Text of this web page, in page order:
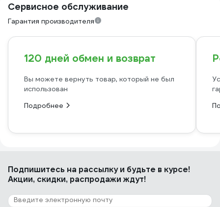
Сервисное обслуживание
Гарантия производителя
120 дней обмен и возврат
Вы можете вернуть товар, который не был
использован
Подробнее
Подпишитесь на рассылкуи будьте в курсе!
Акции, скидки, распродажи ждут!